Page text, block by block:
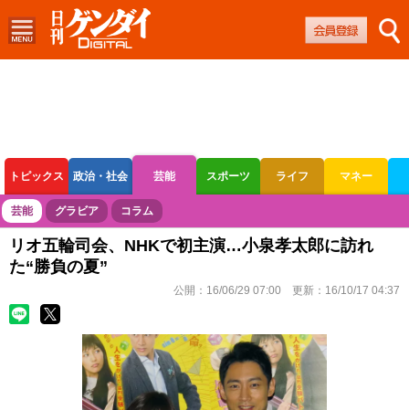
トピックス 政治・社会 芸能 スポーツ ライフ マネー
ボートレース 競輪 オートレース
芸能 グラビア コラム
リオ五輪司会、NHKで初主演…小泉孝太郎に訪れ
た“勝負の夏”
公開： 16/06/29 07:00 更新： 16/10/17 04:37